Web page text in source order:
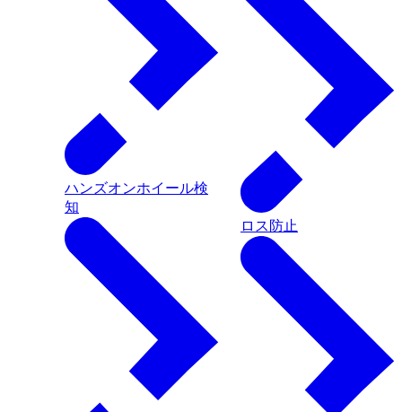
ハンズオンホイール検
知
ロス防止